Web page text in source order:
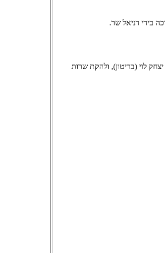
בידי דניאל שר.
לוי (בריטון), ולהקת שרות